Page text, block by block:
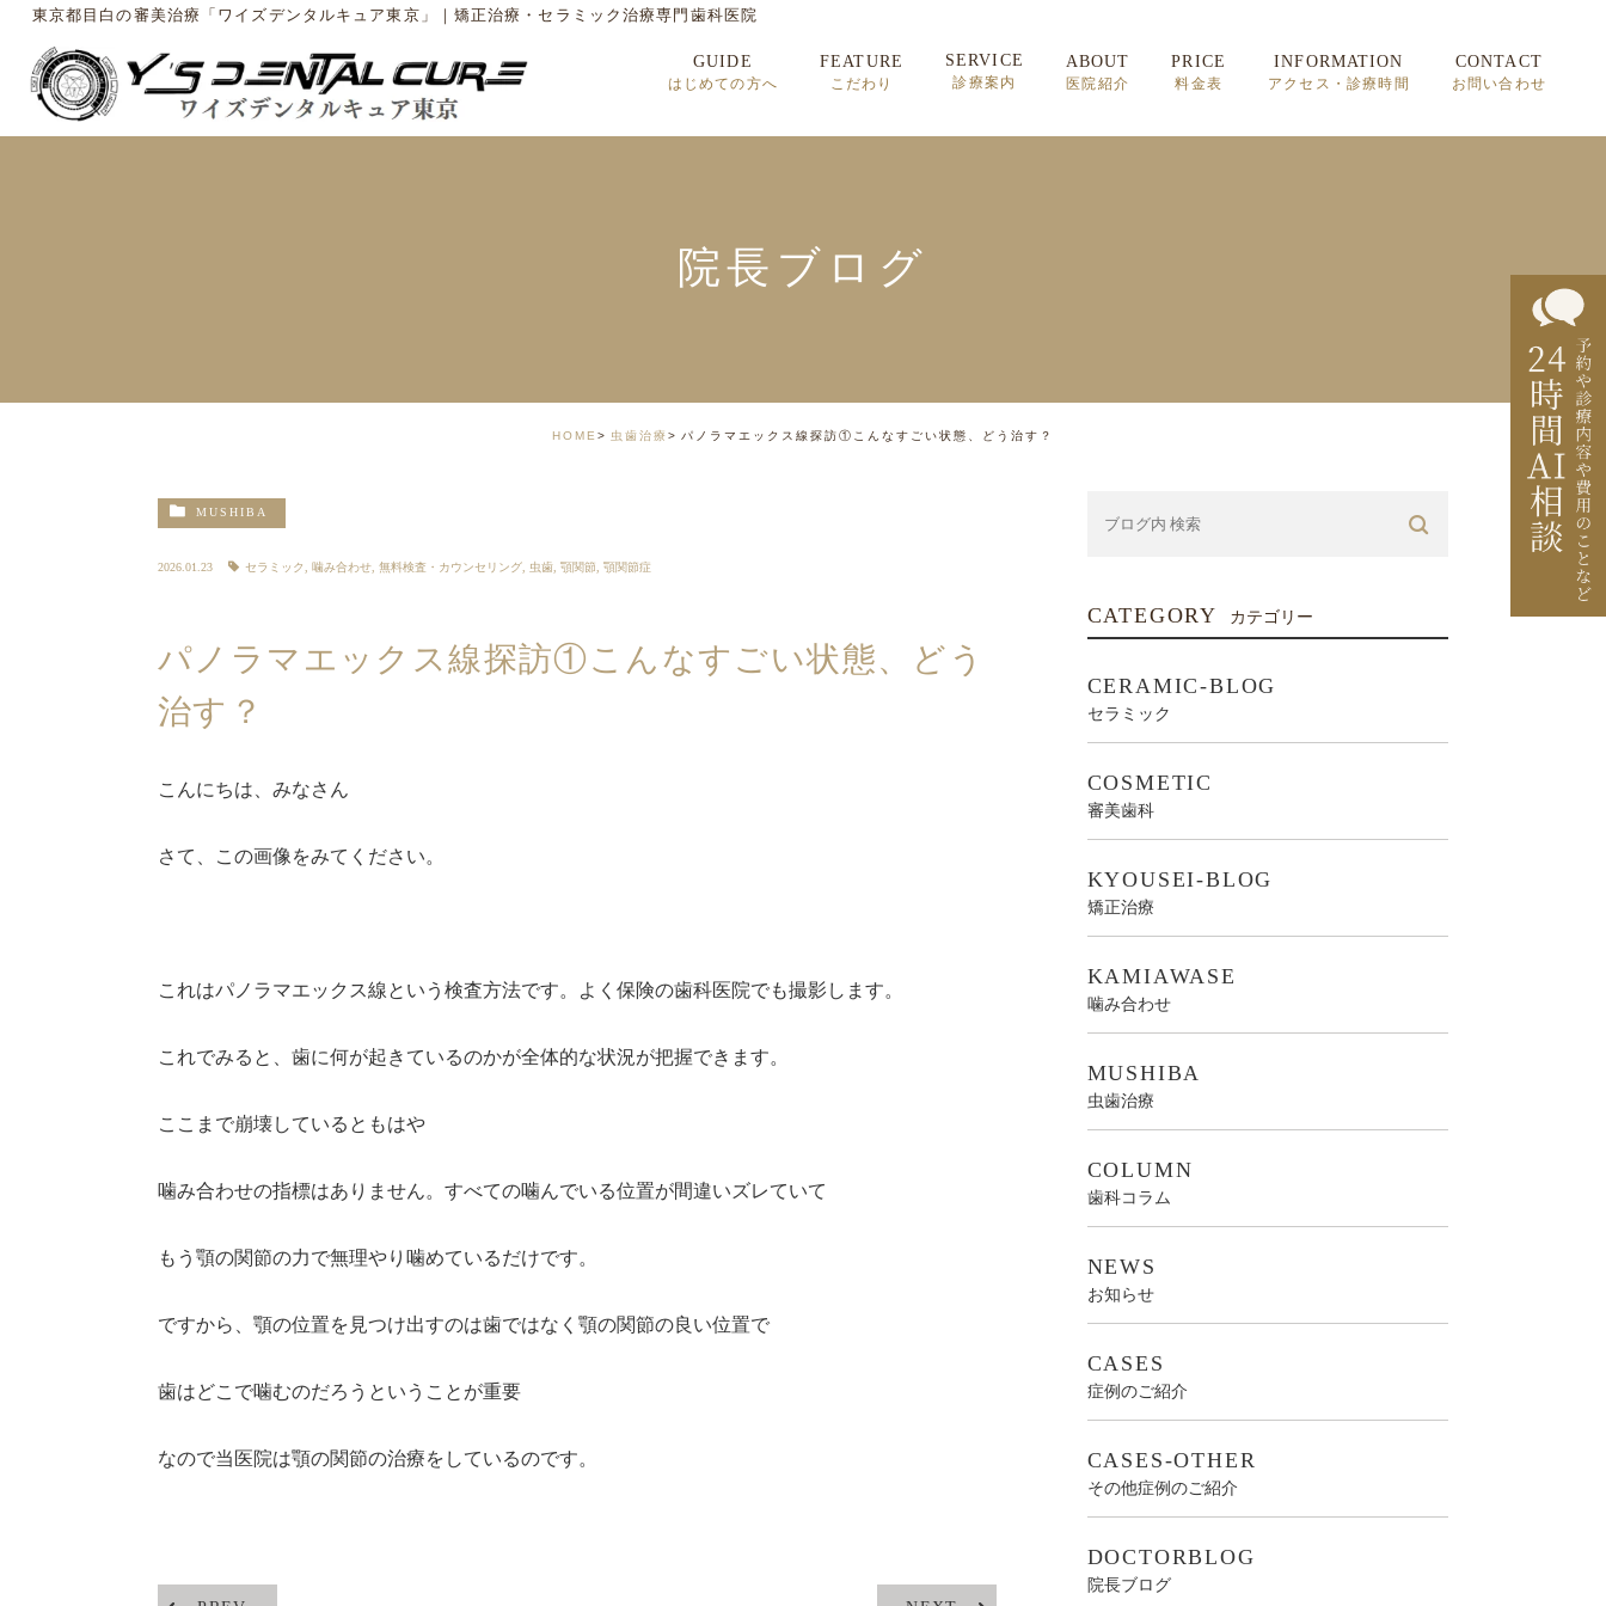
東京都目白の審美治療「ワイズデンタルキュア東京」｜矯正治療・セラミック治療専門歯科医院
GUIDE
はじめての方へ
FEATURE
こだわり
SERVICE
診療案内
顎関節症
ABOUT
医院紹介
PRICE
料金表
INFORMATION
アクセス・診療時間
CONTACT
お問い合わせ
院長ブログ
HOME 虫歯治療 パノラマエックス線探訪①こんなすごい状態、どう治す？
MUSHIBA
2026.01.23 セラミック 噛み合わせ 無料検査・カウンセリング 虫歯 顎関節 顎関節症
パノラマエックス線探訪①こんなすごい状態、どう
治す？
こんにちは、みなさん
さて、この画像をみてください。
これはパノラマエックス線という検査方法です。よく保険の歯科医院でも撮影します。
これでみると、歯に何が起きているのかが全体的な状況が把握できます。
ここまで崩壊しているともはや
噛み合わせの指標はありません。すべての噛んでいる位置が間違いズレていて
もう顎の関節の力で無理やり噛めているだけです。
ですから、顎の位置を見つけ出すのは歯ではなく顎の関節の良い位置で
歯はどこで噛むのだろうということが重要
なので当医院は顎の関節の治療をしているのです。
CATEGORY カテゴリー
CERAMIC-BLOG
セラミック
COSMETIC
審美歯科
KYOUSEI-BLOG
矯正治療
KAMIAWASE
噛み合わせ
MUSHIBA
虫歯治療
COLUMN
歯科コラム
NEWS
お知らせ
CASES
症例のご紹介
CASES-OTHER
その他症例のご紹介
DOCTORBLOG
院長ブログ